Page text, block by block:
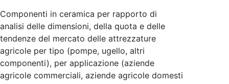
Componenti in ceramica per rapporto di
analisi delle dimensioni, della quota e delle
tendenze del mercato delle attrezzature
agricole per tipo (pompe, ugello, altri
componenti), per applicazione (aziende
agricole commerciali, aziende agricole domesti